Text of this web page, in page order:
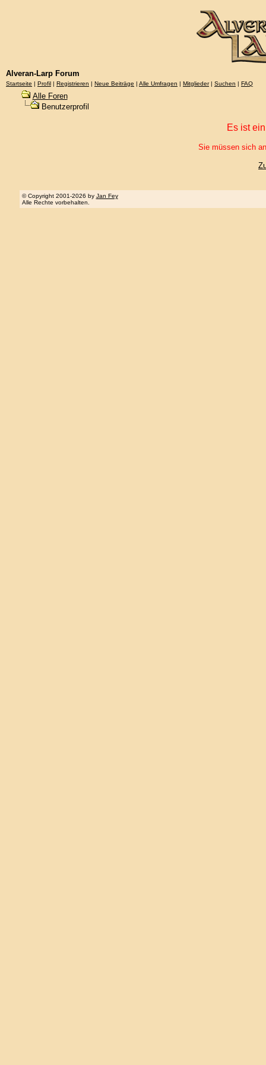
Alveran-Larp Forum
Startseite | Profil | Registrieren | Neue Beiträge | Alle Umfragen | Mitglieder| Suchen | FAQ
Alle Foren
Benutzerprofil
Es ist
Sie müssen sich
© Copyright 2001-2026 by Jan Fey
Alle Rechte vorbehalten.